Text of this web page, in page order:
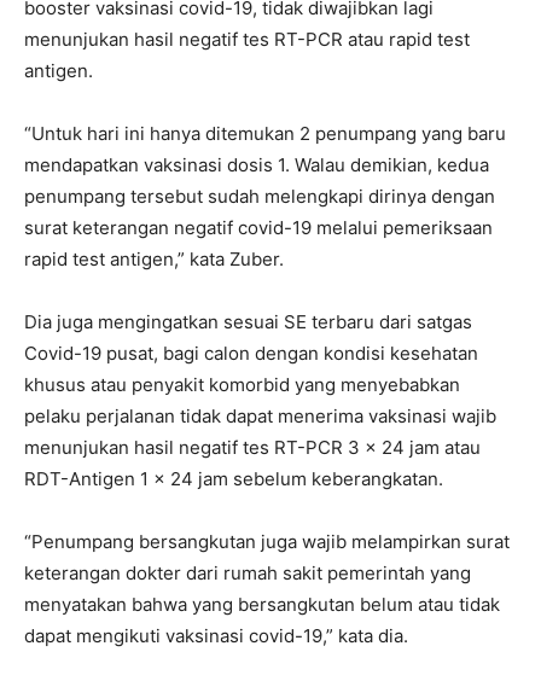
booster vaksinasi covid-19, tidak diwajibkan lagi
menunjukan hasil negatif tes RT-PCR atau rapid test
antigen.
“Untuk hari ini hanya ditemukan 2 penumpang yang baru
mendapatkan vaksinasi dosis 1. Walau demikian, kedua
penumpang tersebut sudah melengkapi dirinya dengan
surat keterangan negatif covid-19 melalui pemeriksaan
rapid test antigen,” kata Zuber.
Dia juga mengingatkan sesuai SE terbaru dari satgas
Covid-19 pusat, bagi calon dengan kondisi kesehatan
khusus atau penyakit komorbid yang menyebabkan
pelaku perjalanan tidak dapat menerima vaksinasi wajib
menunjukan hasil negatif tes RT-PCR 3 x 24 jam atau
RDT-Antigen 1 x 24 jam sebelum keberangkatan.
“Penumpang bersangkutan juga wajib melampirkan surat
keterangan dokter dari rumah sakit pemerintah yang
menyatakan bahwa yang bersangkutan belum atau tidak
dapat mengikuti vaksinasi covid-19,” kata dia.